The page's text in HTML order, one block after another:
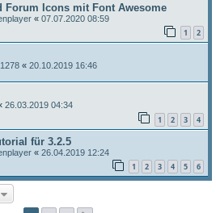
Forum Icons mit Font Awesome
« 07.07.2020 08:59
1 2
« 20.10.2019 16:46
26.03.2019 04:34
1 2 3 4
für 3.2.5
« 26.04.2019 12:24
1 2 3 4 5 6